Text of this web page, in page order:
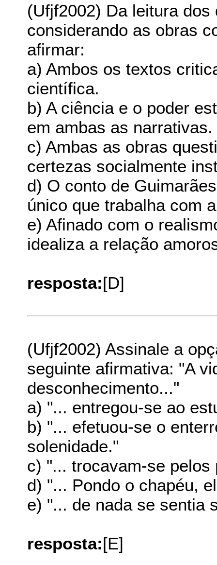
(Ufjf2002) Da leitura
considerando as obras
afirmar:
a) Ambos os textos
científica.
b) A ciência e o poder
em ambas as narrativas.
c) Ambas as obras
certezas socialmente
d) O conto de
único que trabalha com
e) Afinado com o
idealiza a relação
resposta:[D]
(Ufjf2002) Assinale a
seguinte afirmativa: "A
desconhecimento..."
a) "... entregou-se ao
b) "... efetuou-se o
solenidade."
c) "... trocavam-se
d) "... Pondo o chapéu,
e) "... de nada se sentia
resposta:[E]